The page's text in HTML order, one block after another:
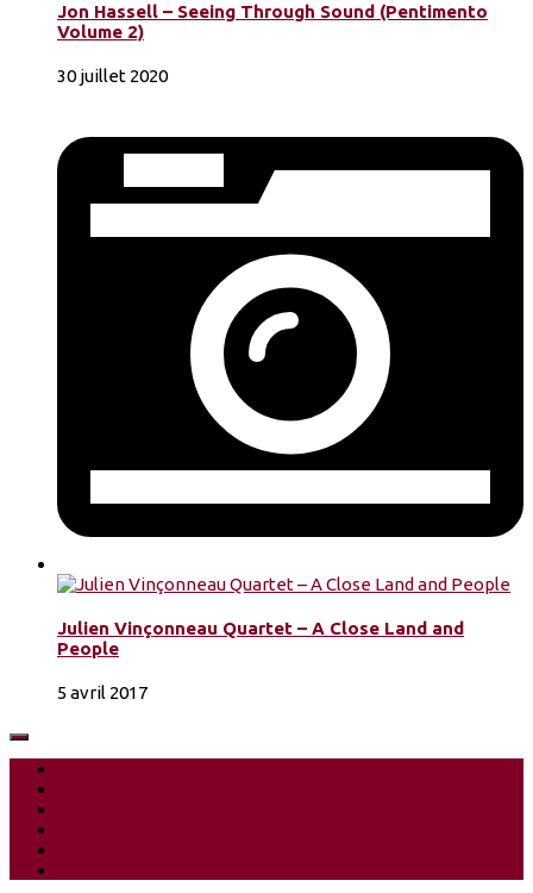
Jon Hassell – Seeing Through Sound (Pentimento
Volume 2)
30 juillet 2020
Julien Vinçonneau Quartet – A Close Land and
People
5 avril 2017